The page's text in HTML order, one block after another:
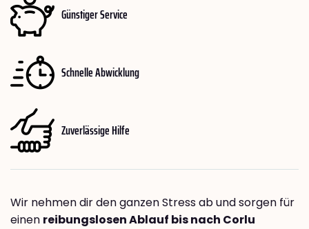
Günstiger Service
Schnelle Abwicklung
Zuverlässige Hilfe
Wir nehmen dir den ganzen Stress ab und sorgen für
einen reibungslosen Ablauf bis nach Corlu